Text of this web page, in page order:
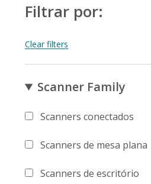
Filtrar por:
Scanner Family
Scanners conectados
Scanners de mesa plana
Scanners de escritório